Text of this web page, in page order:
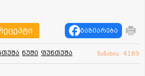
გაზიარება
ნუში ფუნთუშა ნანახია: 4189